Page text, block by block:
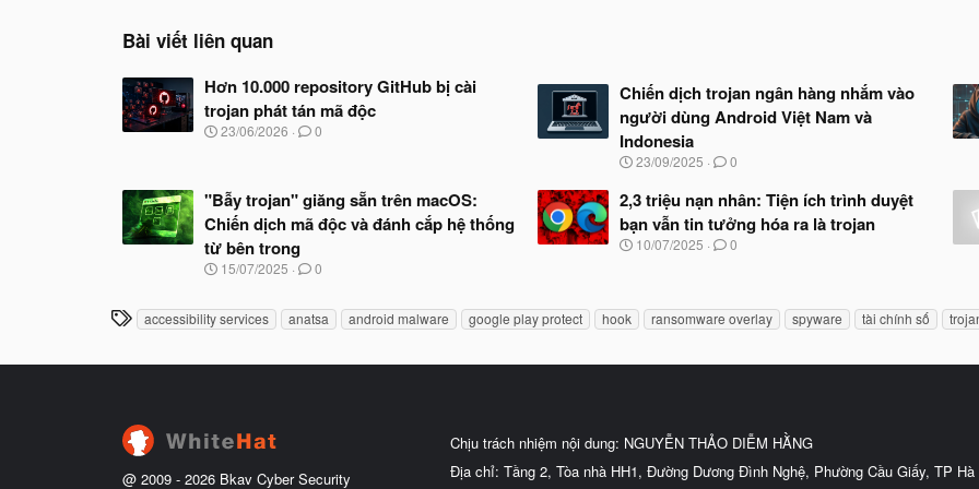
Bài viết liên quan
Hơn 10.000 repository GitHub bị cài
trojan phát tán mã độc
N
b
đ
ầ
23/06/2026 0
Chiến dịch trojan ngân hàng nhắm vào
người dùng Android Việt Nam và
Indonesia
N
à
y
b
ắ
u
23/09/2025 0
"Bẫy trojan" giăng sẵn trên macOS:
Chiến dịch mã độc và đánh cắp hệ thống
từ bên trong
N
y
15/07/2025 0
2,3 triệu nạn nhân: Tiện ích trình duyệt
bạn vẫn tin tưởng hóa ra là trojan
N
b
ắ
đ
10/07/2025 0
T
ẻ
accessibility services anatsa android malware google play protect hook ransomware overlay spyware tài chính số
@ 2009 - 2026 Bkav Cyber Security
Chịu trách nhiệm nội dung: NGUYỄN THẢO DIỄM HẰNG
Địa chỉ: Tầng 2, Tòa nhà HH1, Đường Dương Đình Nghệ, Phường Cầu Giấy, TP Hà